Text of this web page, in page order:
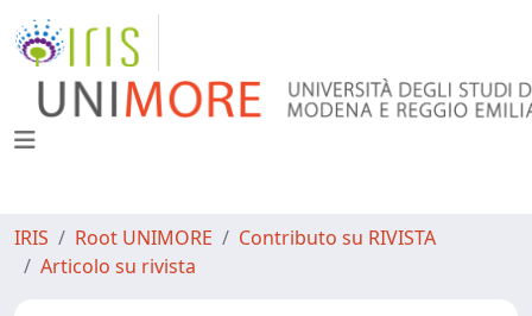
IRIS Root UNIMORE
Contributo su RIVISTA
Articolo su rivista